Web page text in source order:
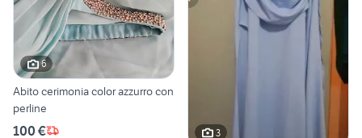
6
Abito cerimonia color azzurro con
perline
100 € 3